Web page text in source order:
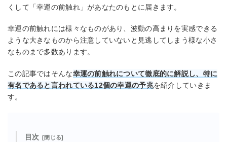
くして「幸運の前触れ」があなたのもとに届きます。
幸運の前触れには様々なものがあり、波動の高まりを実感できる
ような大きなものから注意していないと見逃してしまう様な小さ
なものまで多数あります。
この記事ではそんな幸運の前触れについて徹底的に解説し、特に
有名であると言われている12個の幸運の予兆を紹介していきま
す。
目次